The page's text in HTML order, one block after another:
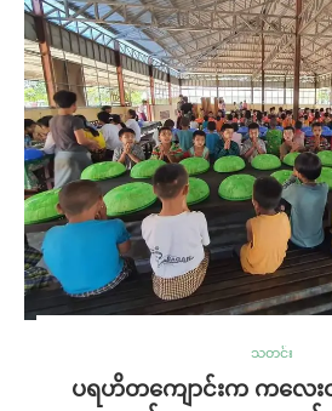
သတင်း
ပရဟိတကျောင်းက ကလေး